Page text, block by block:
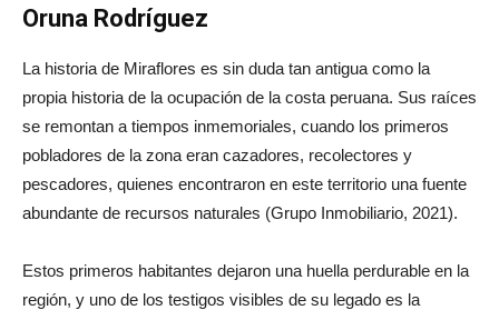
Oruna Rodríguez
La historia de Miraflores es sin duda tan antigua como la
propia historia de la ocupación de la costa peruana. Sus raíces
se remontan a tiempos inmemoriales, cuando los primeros
pobladores de la zona eran cazadores, recolectores y
pescadores, quienes encontraron en este territorio una fuente
abundante de recursos naturales (Grupo Inmobiliario, 2021).
Estos primeros habitantes dejaron una huella perdurable en la
región, y uno de los testigos visibles de su legado es la